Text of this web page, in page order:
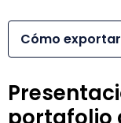
Cómo exportar